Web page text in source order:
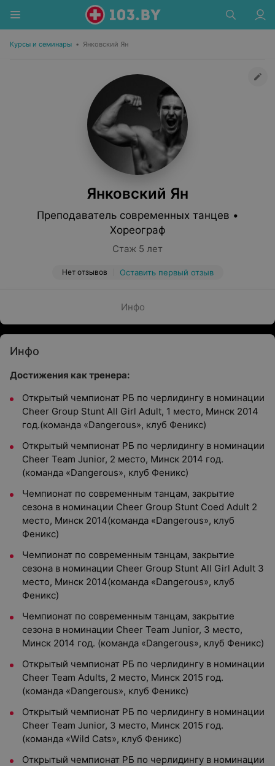
Курсы и семинары • Янковский Ян
Янковский Ян
Преподаватель современных танцев •
Хореограф
Стаж 5 лет
Нет отзывов Оставить первый отзыв
Инфо
Инфо
Достижения как тренера:
Открытый чемпионат РБ по черлидингу в номинации
Cheer Group Stunt All Girl Adult, 1 место, Минск 2014
год.(команда «Dangerous», клуб Феникс)
Открытый чемпионат РБ по черлидингу в номинации
Cheer Team Junior, 2 место, Минск 2014 год.
(команда «Dangerous», клуб Феникс)
Чемпионат по современным танцам, закрытие
сезона в номинации Cheer Group Stunt Coed Adult 2
место, Минск 2014(команда «Dangerous», клуб
Феникс)
Чемпионат по современным танцам, закрытие
сезона в номинации Cheer Group Stunt All Girl Adult 3
место, Минск 2014(команда «Dangerous», клуб
Феникс)
Чемпионат по современным танцам, закрытие
сезона в номинации Cheer Team Junior, 3 место,
Минск 2014 год. (команда «Dangerous», клуб Феникс)
Открытый чемпионат РБ по черлидингу в номинации
Cheer Team Adults, 2 место, Минск 2015 год.
(команда «Dangerous», клуб Феникс)
Открытый чемпионат РБ по черлидингу в номинации
Cheer Team Junior, 3 место, Минск 2015 год.
(команда «Wild Cats», клуб Феникс)
Открытый чемпионат РБ по черлидингу в номинации